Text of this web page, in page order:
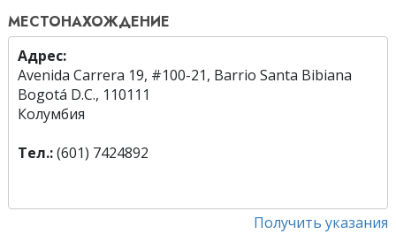
МЕСТОНАХОЖДЕНИЕ
Адрес:
Avenida Carrera 19, #100-21, Barrio Santa Bibiana
Bogotá D.C., 110111
Колумбия
Тел.:(601) 7424892
Получить указания